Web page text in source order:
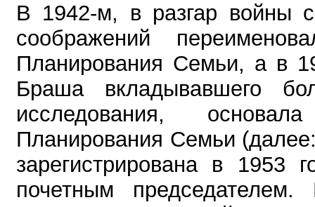
В 1942-м, в разгар войны с
соображений
Планирования Семьи, а в
Браша вкладывавшего
исследования,
Планирования Семьи
зарегистрирована в 1953
почетным